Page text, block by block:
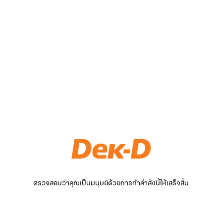
ตรวจสอบว่าคุณเป็นมนุษย์ด้วยการทำคำสั่งนี้ให้เสร็จสิ้น